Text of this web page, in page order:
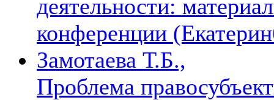
деятельности:
конференции
Замотаева Т.Б.,
Проблема